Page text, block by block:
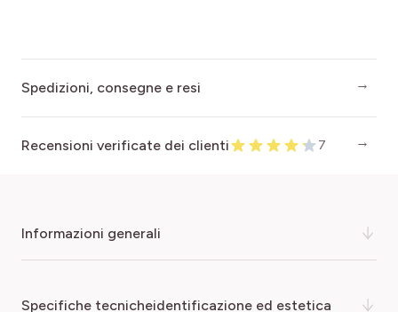
Spedizioni, consegne e resi
Recensioni verificate dei clienti 7
informazioni generali
Il pesco della vigna produce ottimi frutti a polpa
specifiche tecnicheidentificazione ed estetica